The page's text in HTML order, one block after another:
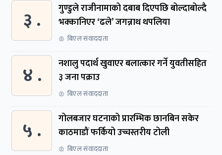
३ .
गुण्डुले राजीनामाको दबाब दिएपछि बोल्दाबोल्दै
भक्कानिएर ‘ढले’ जगन्नाथ थपलिया
बिएल संवाददाता
४ .
नशालु पदार्थ खुवाएर बलात्कार गर्ने युवतीसहित
३ जना पक्राउ
बिएल संवाददाता
५ .
गोलबजार घटनाको प्रारम्भिक छानबिन सकेर
काठमाडौं फर्कियो उच्चस्तरीय टोली
बिएल संवाददाता